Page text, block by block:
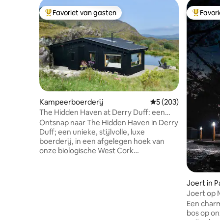
Topfavoriet van gasten
Favoriet van gasten
Kampeerboerderij Gemiddelde
5 (203)
The Hidden Haven at Derry Duff: een
romantisch toevluchtsoord
Ontsnap naar The Hidden Haven in Derry
Duff; een unieke, stijlvolle, luxe
boerderij, in een afgelegen hoek van
onze biologische West Cork
Joert in
Joert op
Een
bos op